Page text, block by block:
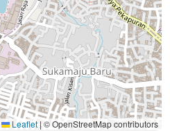
Leaflet|© OpenStreetMap contributors